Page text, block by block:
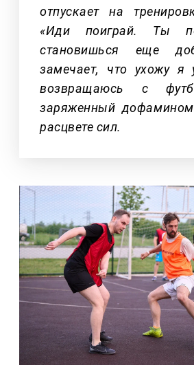
отпускает на
«Иди поиграй. Ты
становишься еще
замечает, что ухожу я
возвращаюсь с
заряженный
расцвете сил.